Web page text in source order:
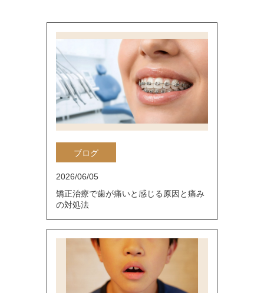
ブログ
2026/06/05
矯正治療で歯が痛いと感じる原因と痛み
の対処法